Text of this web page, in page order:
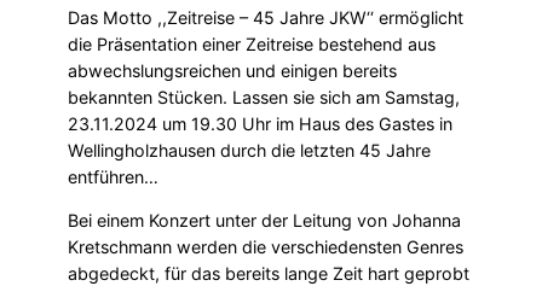
Das Motto ,,Zeitreise – 45 Jahre JKW‘‘ ermöglicht
die Präsentation einer Zeitreise bestehend aus
abwechslungsreichen und einigen bereits
bekannten Stücken. Lassen sie sich am Samstag,
23.11.2024 um 19.30 Uhr im Haus des Gastes in
Wellingholzhausen durch die letzten 45 Jahre
entführen…
Bei einem Konzert unter der Leitung von Johanna
Kretschmann werden die verschiedensten Genres
abgedeckt, für das bereits lange Zeit hart geprobt